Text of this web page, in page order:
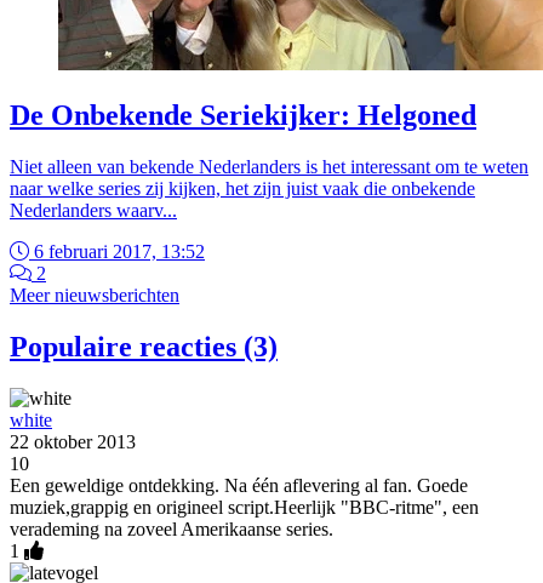
De Onbekende Seriekijker: Helgoned
Niet alleen van bekende Nederlanders is het interessant om te weten
naar welke series zij kijken, het zijn juist vaak die onbekende
Nederlanders waarv...
6 februari 2017, 13:52
2
Meer nieuwsberichten
Populaire reacties (3)
white
22 oktober 2013
10
Een geweldige ontdekking. Na één aflevering al fan. Goede
muziek,grappig en origineel script.Heerlijk "BBC-ritme", een
verademing na zoveel Amerikaanse series.
1